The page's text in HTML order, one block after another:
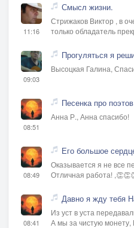
11:16
Смысл жизни.
Стрижаков Виктор , в
только обладатель
09:03
Прогуляться я
Высоцкая Галина,
08:51
Песенка про поэтов
Анна Р., Анна спасибо!
08:49
Его большое
Оказывается я не все
Отличная работа!
08:41
Давно я жду тебя
Из уст в уста
А мы за чистую